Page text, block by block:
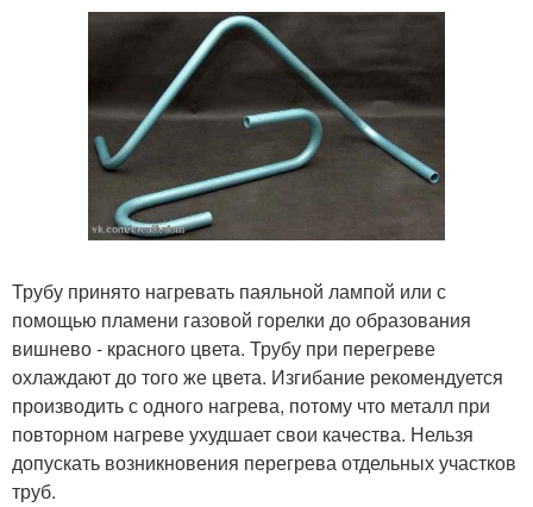
Трубу принято нагревать паяльной лампой или с
помощью пламени газовой горелки до образования
вишнево - красного цвета. Трубу при перегреве
охлаждают до того же цвета. Изгибание рекомендуется
производить с одного нагрева, потому что металл при
повторном нагреве ухудшает свои качества. Нельзя
допускать возникновения перегрева отдельных участков
труб.